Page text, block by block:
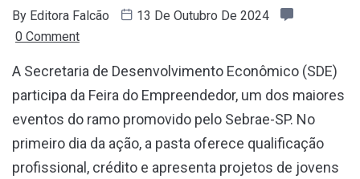
By Editora Falcão
13 De Outubro De 2024
0 Comment
A Secretaria de Desenvolvimento Econômico (SDE)
participa da Feira do Empreendedor, um dos maiores
eventos do ramo promovido pelo Sebrae-SP. No
primeiro dia da ação, a pasta oferece qualificação
profissional, crédito e apresenta projetos de jovens